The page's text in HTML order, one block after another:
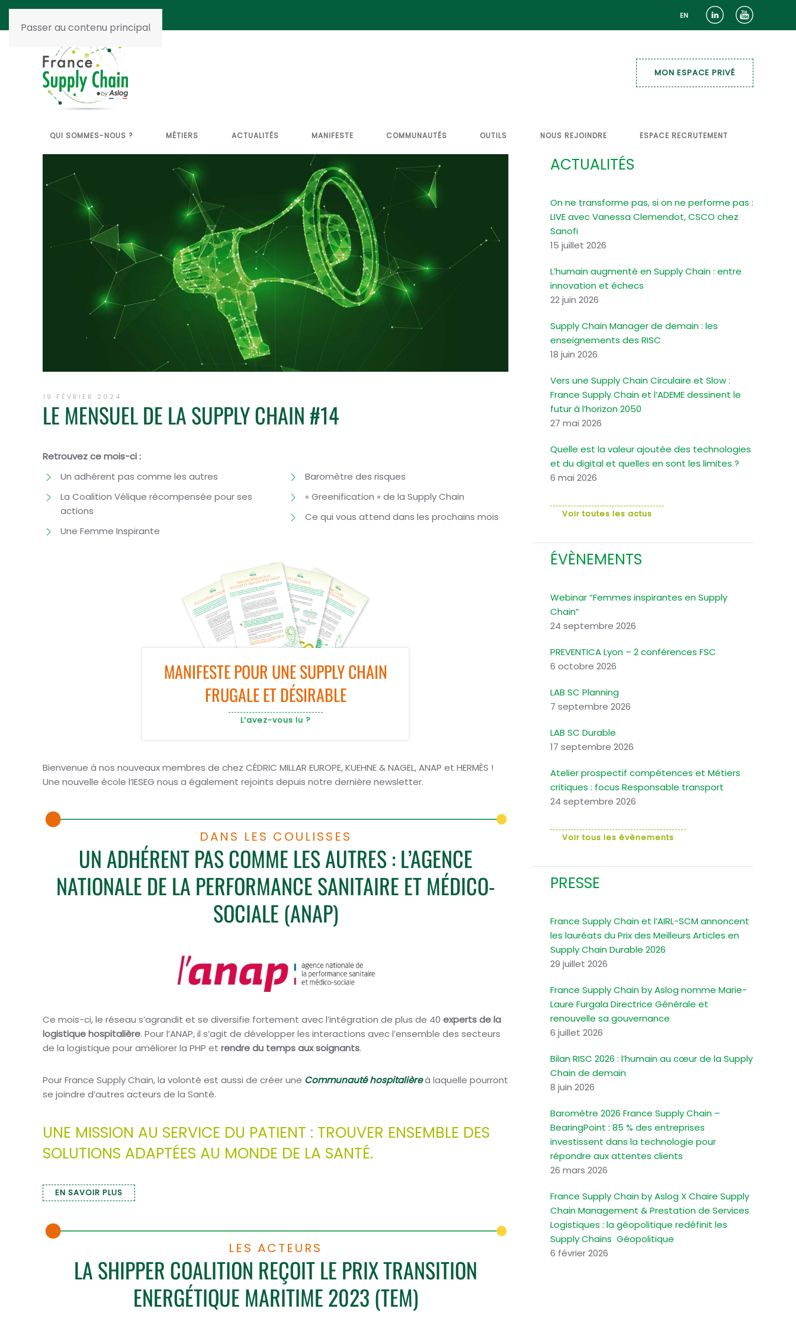
Passer au contenu principal
EN
MON ESPACE PRIVÉ
QUI SOMMES-NOUS ? MÉTIERS ACTUALITÉS MANIFESTE COMMUNAUTÉS OUTILS NOUS REJOINDRE ESPACE RECRUTEMENT
19 FÉVRIER 2024
LE MENSUEL DE LA SUPPLY CHAIN #14
Retrouvez ce mois-ci :
Un adhérent pas comme les autres
La Coalition Vélique récompensée pour ses
actions
Une Femme Inspirante
Baromètre des risques
« Greenification » de la Supply Chain
Ce qui vous attend dans les prochains mois
MANIFESTE POUR UNE SUPPLY CHAIN
FRUGALE ET DÉSIRABLE
L’avez-vous lu ?
Bienvenue à nos nouveaux membres de chez CÉDRIC MILLAR EUROPE, KUEHNE & NAGEL, ANAP et HERMÈS !
Une nouvelle école l’IESEG nous a également rejoints depuis notre dernière newsletter.
DANS LES COULISSES
UN ADHÉRENT PAS COMME LES AUTRES : L’AGENCE
NATIONALE DE LA PERFORMANCE SANITAIRE ET MÉDICO-
SOCIALE (ANAP)
Ce mois-ci, le réseau s’agrandit et se diversifie fortement avec l’intégration de plus de 40 experts de la
logistique hospitalière. Pour l’ANAP, il s’agit de développer les interactions avec l’ensemble des secteurs
de la logistique pour améliorer la PHP et rendre du temps aux soignants.
Pour France Supply Chain, la volonté est aussi de créer une Communauté hospitalièreà laquelle pourront
se joindre d’autres acteurs de la Santé.
UNE MISSION AU SERVICE DU PATIENT : TROUVER ENSEMBLE DES
SOLUTIONS ADAPTÉES AU MONDE DE LA SANTÉ.
EN SAVOIR PLUS
LES ACTEURS
LA SHIPPER COALITION REÇOIT LE PRIX TRANSITION
ENERGÉTIQUE MARITIME 2023 (TEM)
ACTUALITÉS
On ne transforme pas, si on ne performe pas :
LIVE avec Vanessa Clemendot, CSCO chez
Sanofi
15 juillet 2026
L’humain augmenté en Supply Chain : entre
innovation et échecs
22 juin 2026
Supply Chain Manager de demain : les
enseignements des RISC
18 juin 2026
Vers une Supply Chain Circulaire et Slow :
France Supply Chain et l’ADEME dessinent le
futur à l’horizon 2050
27 mai 2026
Quelle est la valeur ajoutée des technologies
et du digital et quelles en sont les limites ?
6 mai 2026
Voir toutes les actus
ÉVÈNEMENTS
Webinar “Femmes inspirantes en Supply
Chain”
24 septembre 2026
PREVENTICA Lyon – 2 conférences FSC
6 octobre 2026
LAB SC Planning
7 septembre 2026
LAB SC Durable
17 septembre 2026
Atelier prospectif compétences et Métiers
critiques : focus Responsable transport
24 septembre 2026
Voir tous les évènements
PRESSE
France Supply Chain et l’AIRL-SCM annoncent
les lauréats du Prix des Meilleurs Articles en
Supply Chain Durable 2026
29 juillet 2026
France Supply Chain by Aslog nomme Marie-
Laure Furgala Directrice Générale et
renouvelle sa gouvernance
6 juillet 2026
Bilan RISC 2026 : l’humain au cœur de la Supply
Chain de demain
8 juin 2026
Baromètre 2026 France Supply Chain –
BearingPoint : 85 % des entreprises
investissent dans la technologie pour
répondre aux attentes clients
26 mars 2026
France Supply Chain by Aslog X Chaire Supply
Chain Management & Prestation de Services
Logistiques : la géopolitique redéfinit les
Supply Chains Géopolitique
6 février 2026